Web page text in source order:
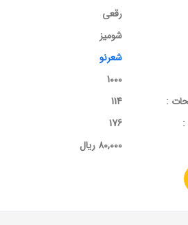
رقعی
شومیز
شعرنو
1000
:
114
:
176
80,000 ریال